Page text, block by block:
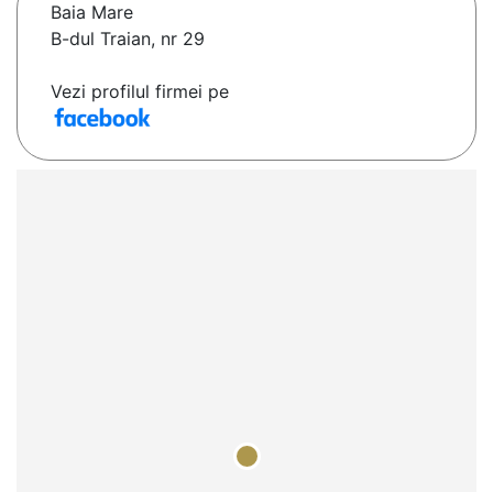
Baia Mare
B-dul Traian, nr 29
Vezi profilul firmei pe